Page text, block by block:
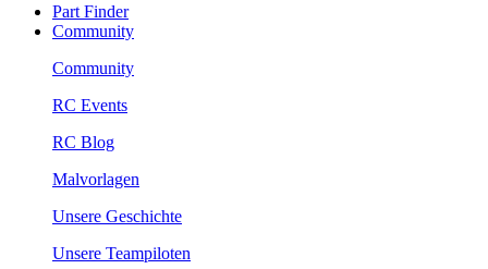
Part Finder
Community
Community
RC Events
RC Blog
Malvorlagen
Unsere Geschichte
Unsere Teampiloten